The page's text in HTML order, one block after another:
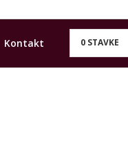
0 STAVKE
Kontakt